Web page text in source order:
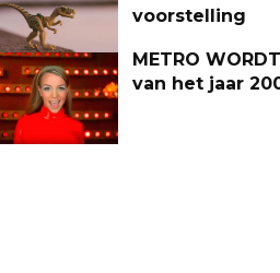
voorstelling
METRO
van het jaar